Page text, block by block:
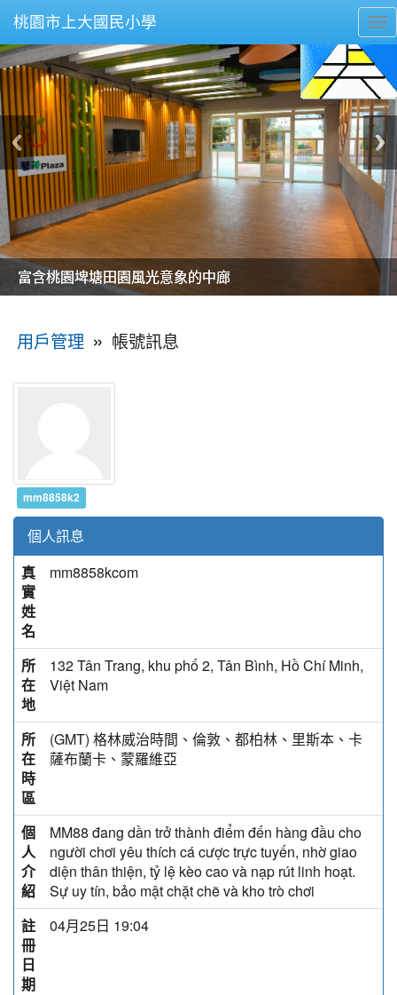
桃園市上大國民小學
美麗的操場是我們活力的來源
美麗的操場是我們活力的來源
煥然一新的小司令台
煥然一新的小司令台
富含桃園埤塘田園風光意象的中廊
富含桃園埤塘田園風光意象的中廊
嶄新的中庭廣場
嶄新的中庭廣場
水生池生生不息
水生池生生不息
用戶管理 » 帳號訊息
mm8858k2
個人訊息
真
實
姓
名
mm8858kcom
所
在
地
132 Tân Trang, khu phố 2, Tân Bình, Hồ Chí Minh,
Việt Nam
所
在
時
區
(GMT) 格林威治時間、倫敦、都柏林、里斯本、卡
薩布蘭卡、蒙羅維亞
個
人
介
紹
MM88 đang dần trở thành điểm đến hàng đầu cho
người chơi yêu thích cá cược trực tuyến, nhờ giao
diện thân thiện, tỷ lệ kèo cao và nạp rút linh hoạt.
Sự uy tín, bảo mật chặt chẽ và kho trò chơi
註
冊
日
期
04月25日 19:04